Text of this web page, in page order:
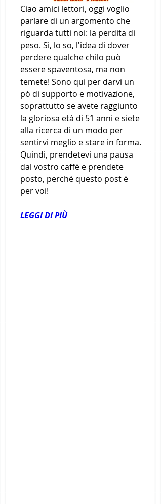
Ciao amici lettori, oggi voglio
parlare di un argomento che
riguarda tutti noi: la perdita di
peso. Sì, lo so, l'idea di dover
perdere qualche chilo può
essere spaventosa, ma non
temete! Sono qui per darvi un
pò di supporto e motivazione,
soprattutto se avete raggiunto
la gloriosa età di 51 anni e siete
alla ricerca di un modo per
sentirvi meglio e stare in forma.
Quindi, prendetevi una pausa
dal vostro caffè e prendete
posto, perché questo post è
per voi!
LEGGI DI PIÙ